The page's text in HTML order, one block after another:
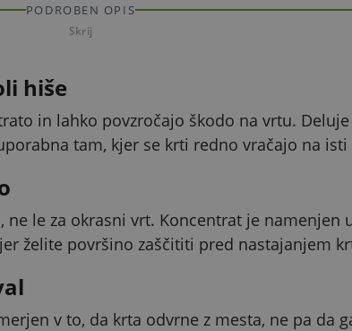
PODROBEN OPIS
Skrij
hiše
in lahko povzročajo škodo na vrtu.
tam, kjer se krti redno vračajo na
le za okrasni vrt. Koncentrat je namenjen
želite površino zaščititi pred nastajanjem
v to, da krta odvrne z mesta, ne pa da